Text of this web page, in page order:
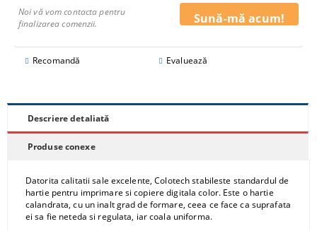
Noi vă vom contacta pentru
finalizarea comenzii.
Recomandă Evaluează
Descriere detaliată
Produse conexe
Datorita calitatii sale excelente, Colotech stabileste standardul de
hartie pentru imprimare si copiere digitala color. Este o hartie
calandrata, cu un inalt grad de formare, ceea ce face ca suprafata
ei sa fie neteda si regulata, iar coala uniforma.